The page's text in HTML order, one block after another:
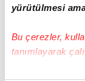
yürütülmesi
Bu çerezler,
tanımlayarak
Hatayspor
İŞTE
"Yeni